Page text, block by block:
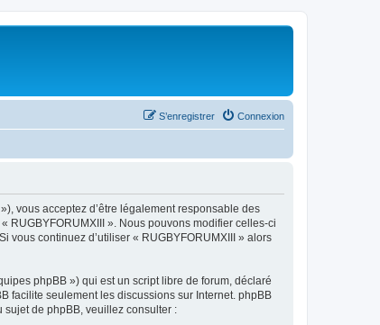
Connexion
S’enregistrer
vous acceptez d’être légalement responsable des
RUGBYFORUMXIII ». Nous pouvons modifier celles-ci
vous continuez d’utiliser « RUGBYFORUMXIII » alors
phpBB ») qui est un script libre de forum, déclaré
facilite seulement les discussions sur Internet. phpBB
sujet de phpBB, veuillez consulter :